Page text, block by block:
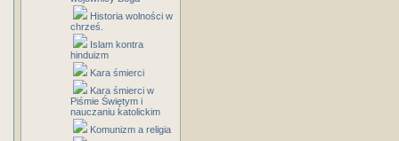
Historia wolności w
chrześ.
Islam kontra
hinduizm
Kara śmierci
Kara śmierci w
Piśmie Świętym i
nauczaniu katolickim
Komunizm a religia